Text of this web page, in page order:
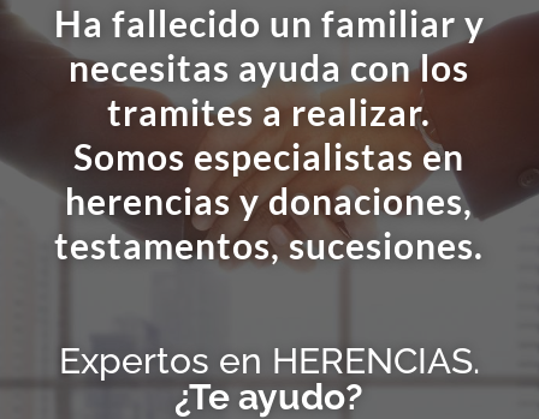
Ha fallecido un familiar y
necesitas ayuda con los
tramites a realizar.
Somos especialistas en
herencias y donaciones,
testamentos, sucesiones.
Expertos en HERENCIAS.
¿Te ayudo?